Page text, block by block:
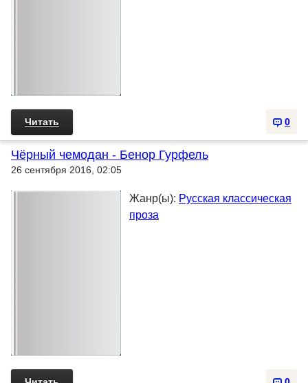
0
Читать
Чёрный чемодан - Бенор Гурфель
26 сентября 2016, 02:05
Жанр(ы): Русская классическая
проза